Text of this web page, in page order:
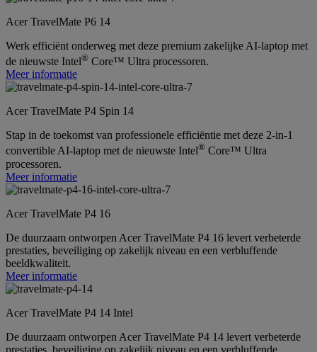
Acer TravelMate P6 14
Werk efficiënt onderweg met deze premium zakelijke AI-laptop met
de nieuwste Intel® Core™ Ultra processoren.
Meer informatie
Acer TravelMate P4 Spin 14
Stap in de toekomst van professionele efficiëntie met deze 2-in-1
convertible AI-laptop met de nieuwste Intel® Core™ Ultra
processoren.
Meer informatie
Acer TravelMate P4 16
De duurzaam ontworpen Acer TravelMate P4 16 levert verbeterde
prestaties, beveiliging op zakelijk niveau en een verbluffende
beeldkwaliteit.
Meer informatie
Acer TravelMate P4 14 Intel
De duurzaam ontworpen Acer TravelMate P4 14 levert verbeterde
prestaties, beveiliging op zakelijk niveau en een verbluffende